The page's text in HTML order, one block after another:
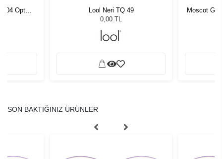
Opt
Lool Neri TQ 49
0,00 TL
Moscot
SON BAKTIĞINIZ ÜRÜNLER